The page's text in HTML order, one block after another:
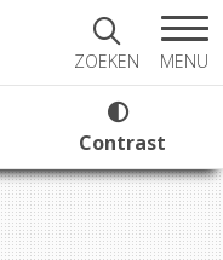
ZOEKEN MENU
Contrast